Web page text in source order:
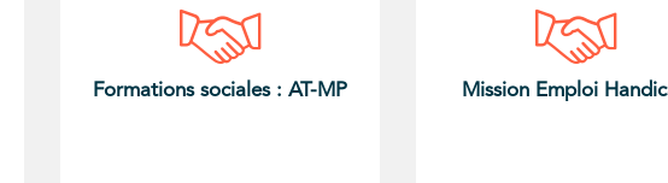
Formations sociales : AT-MP Mission Emploi